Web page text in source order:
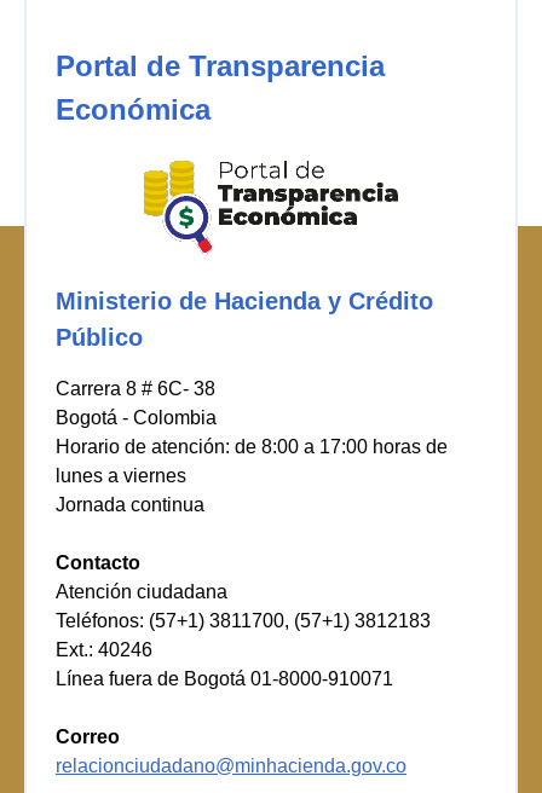
Portal de Transparencia
Económica
Ministerio de Hacienda y Crédito
Público
Carrera 8 # 6C- 38
Bogotá - Colombia
Horario de atención: de 8:00 a 17:00 horas de
lunes a viernes
Jornada continua
Contacto
Atención ciudadana
Teléfonos: (57+1) 3811700, (57+1) 3812183
Ext.: 40246
Línea fuera de Bogotá 01-8000-910071
Correo
relacionciudadano@minhacienda.gov.co